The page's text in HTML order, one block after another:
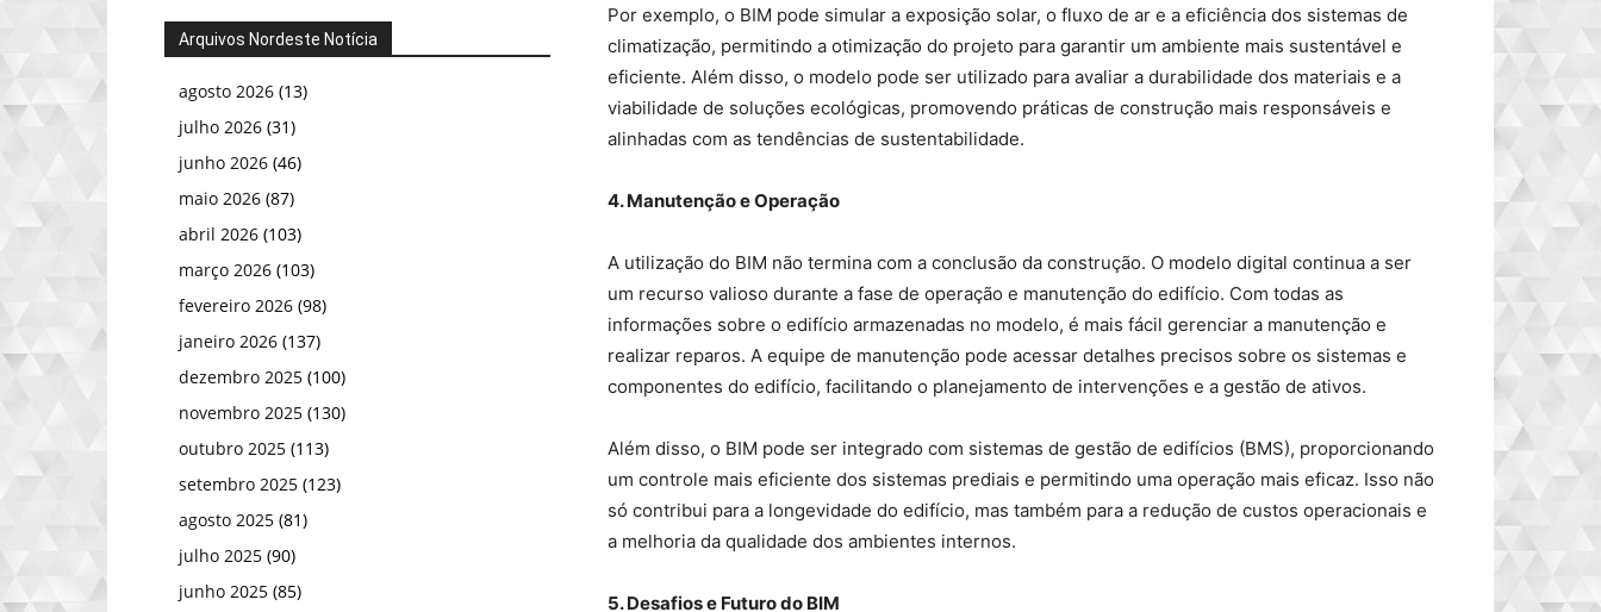
Por exemplo, o BIM pode simular a exposição solar, o fluxo de ar e a eficiência dos sistemas de
climatização, permitindo a otimização do projeto para garantir um ambiente mais sustentável e
eficiente. Além disso, o modelo pode ser utilizado para avaliar a durabilidade dos materiais e a
viabilidade de soluções ecológicas, promovendo práticas de construção mais responsáveis e
alinhadas com as tendências de sustentabilidade.
4. Manutenção e Operação
A utilização do BIM não termina com a conclusão da construção. O modelo digital continua a ser
um recurso valioso durante a fase de operação e manutenção do edifício. Com todas as
informações sobre o edifício armazenadas no modelo, é mais fácil gerenciar a manutenção e
realizar reparos. A equipe de manutenção pode acessar detalhes precisos sobre os sistemas e
componentes do edifício, facilitando o planejamento de intervenções e a gestão de ativos.
Além disso, o BIM pode ser integrado com sistemas de gestão de edifícios (BMS), proporcionando
um controle mais eficiente dos sistemas prediais e permitindo uma operação mais eficaz. Isso não
só contribui para a longevidade do edifício, mas também para a redução de custos operacionais e
a melhoria da qualidade dos ambientes internos.
5. Desafios e Futuro do BIM
Arquivos Nordeste Notícia
agosto 2026 (13)
julho 2026 (31)
junho 2026 (46)
maio 2026 (87)
abril 2026 (103)
março 2026 (103)
fevereiro 2026 (98)
janeiro 2026 (137)
dezembro 2025 (100)
novembro 2025 (130)
outubro 2025 (113)
setembro 2025 (123)
agosto 2025 (81)
julho 2025 (90)
junho 2025 (85)